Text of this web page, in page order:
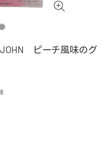
ピーチ風味のグ